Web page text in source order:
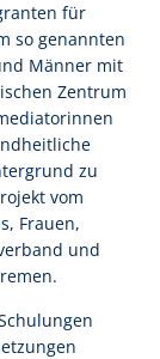
für
so genannten
Männer mit
Zentrum
zu
vom
Frauen,
und